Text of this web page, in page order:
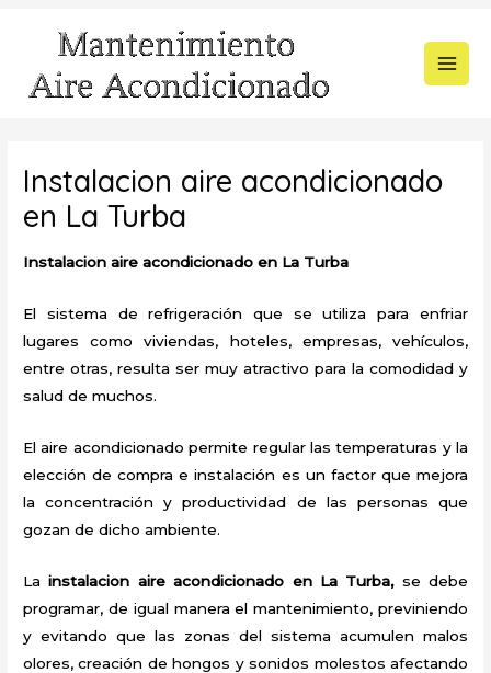
contenido
Instalacion aire acondicionado
en La Turba
Instalacion aire acondicionado en La Turba
El sistema de refrigeración que se utiliza para enfriar
lugares como viviendas, hoteles, empresas, vehículos,
entre otras, resulta ser muy atractivo para la comodidad y
salud de muchos.
El aire acondicionado permite regular las temperaturas y la
elección de compra e instalación es un factor que mejora
la concentración y productividad de las personas que
gozan de dicho ambiente.
Lainstalacion aire acondicionado en La Turba,se debe
programar, de igual manera el mantenimiento, previniendo
y evitando que las zonas del sistema acumulen malos
olores, creación de hongos y sonidos molestos afectando